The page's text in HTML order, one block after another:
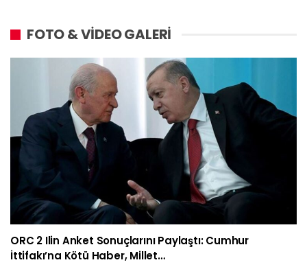
FOTO & VİDEO GALERİ
ORC 2 Ilin Anket Sonuçlarını Paylaştı: Cumhur
İttifakı’na Kötü Haber, Millet…